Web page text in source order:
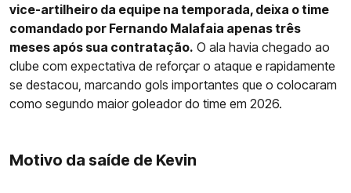
vice-artilheiro da equipe na temporada, deixa o time
comandado por Fernando Malafaia apenas três
meses após sua contratação. O ala havia chegado ao
clube com expectativa de reforçar o ataque e rapidamente
se destacou, marcando gols importantes que o colocaram
como segundo maior goleador do time em 2026.
Motivo da saíde de Kevin